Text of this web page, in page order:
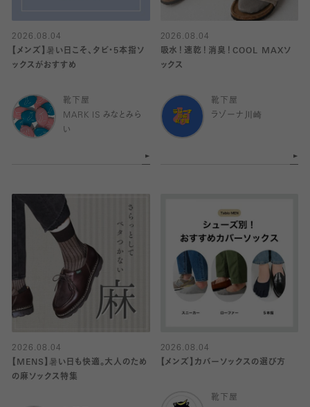
2026.08.04
【メンズ】暑い日こそ、タビ・5本指ソ
ックスがおすすめ
靴下屋
MARK IS みなとみら
い
2026.08.04
吸水！速乾！消臭！COOL MAXソ
ックス
靴下屋
ラゾーナ川崎
2026.08.04
【MENS】暑い日も快適。大人のため
の麻ソックス特集
2026.08.04
【メンズ】カバーソックスの選び方
靴下屋